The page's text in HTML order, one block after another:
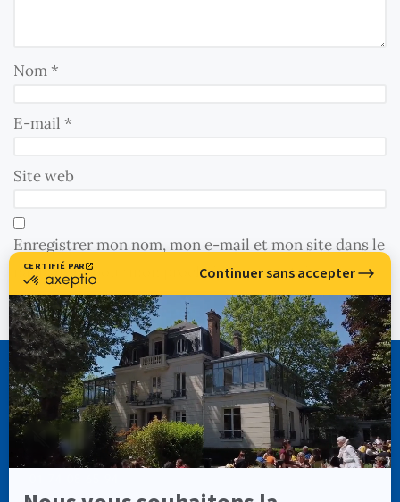
Nom*
E-mail *
Site web
Enregistrer mon nom, mon e-mail et mon site dans le
navigateur pour mon prochain commentaire.
CASSIOPÉE FORMATION
info@cassiopee-formation.com